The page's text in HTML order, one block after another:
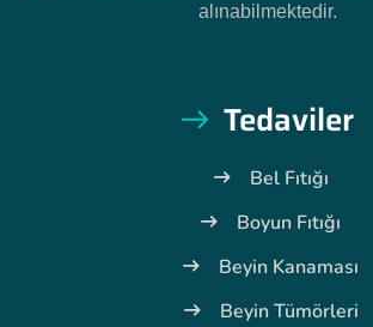
alınabilmektedir.
Tedaviler
Bel Fıtığı
Boyun Fıtığı
Beyin Kanaması
Beyin Tümörleri